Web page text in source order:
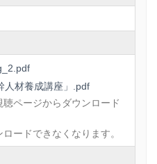
人材養成講座」.pdf
ページからダウンロード
ードできなくなります。